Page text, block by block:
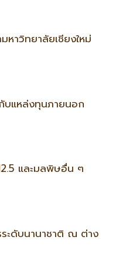
าวิทยาลัยเชียงใหม่
แหล่งทุนภายนอก
และมลพิษอื่น ๆ
ระดับนานาชาติ ณ ต่าง